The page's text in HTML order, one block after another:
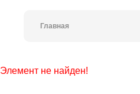
Главная
Элемент не найден!